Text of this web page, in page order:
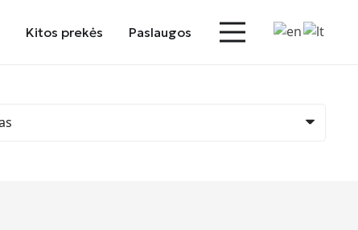
Kitos prekės Paslaugos